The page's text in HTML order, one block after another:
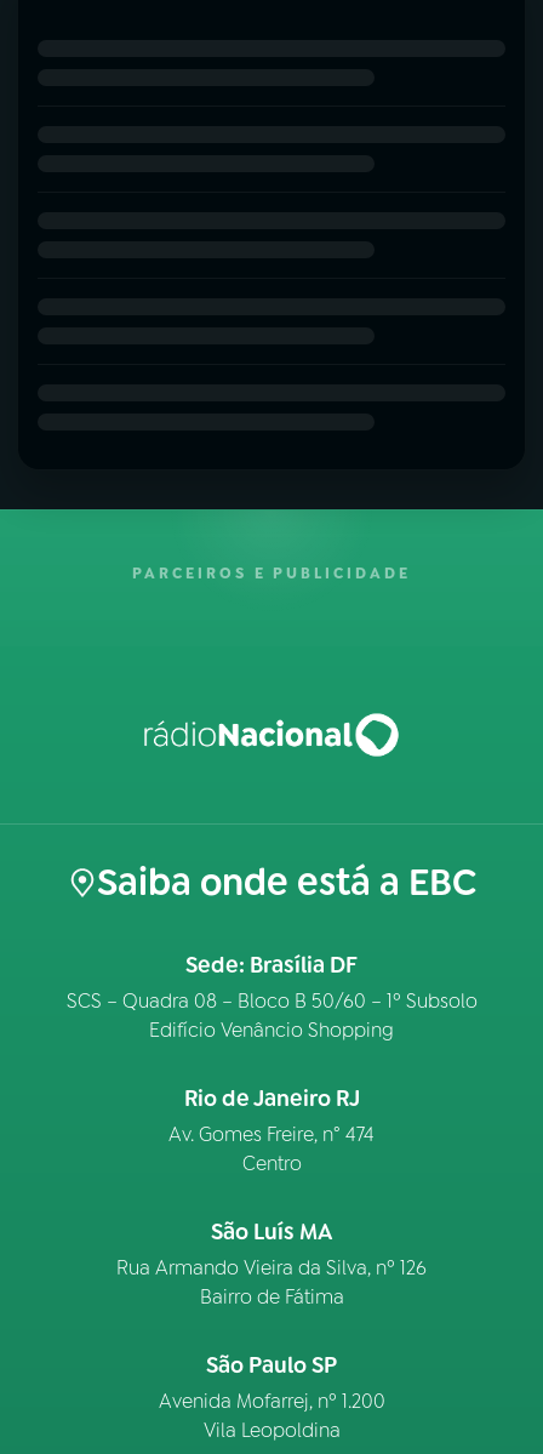
PARCEIROS E PUBLICIDADE
Saiba onde está a EBC
Sede: Brasília DF
SCS – Quadra 08 – Bloco B 50/60 – 1º Subsolo
Edifício Venâncio Shopping
Rio de Janeiro RJ
Av. Gomes Freire, n° 474
Centro
São Luís MA
Rua Armando Vieira da Silva, nº 126
Bairro de Fátima
São Paulo SP
Avenida Mofarrej, nº 1.200
Vila Leopoldina